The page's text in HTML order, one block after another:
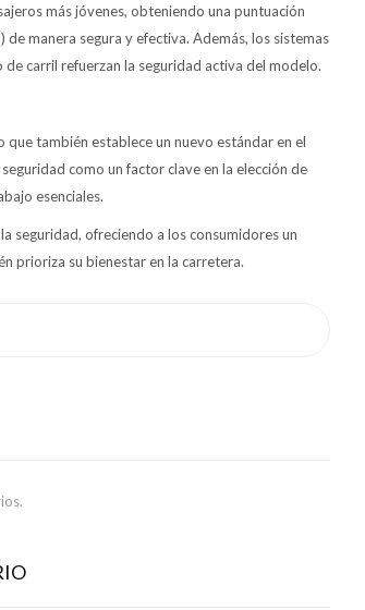
más jóvenes, obteniendo una puntuación
manera segura y efectiva. Además, los sistemas
carril refuerzan la seguridad activa del modelo.
también establece un nuevo estándar en el
como un factor clave en la elección de
esenciales.
seguridad, ofreciendo a los consumidores un
prioriza su bienestar en la carretera.